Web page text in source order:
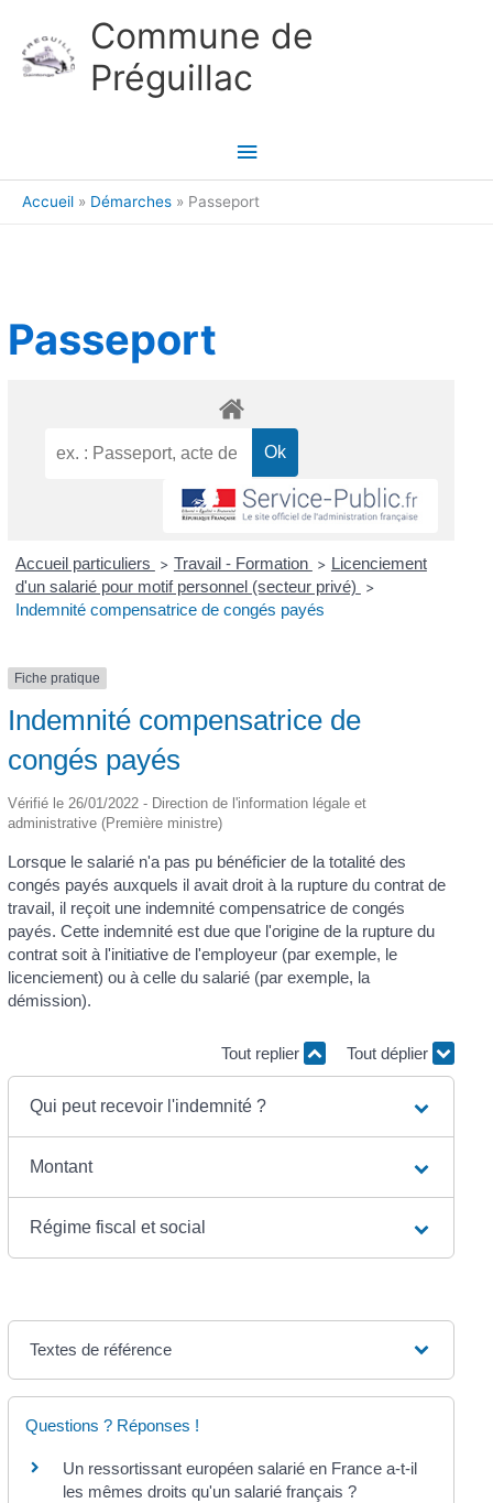
Commune de
Préguillac
Menu
principal
Accueil Démarches Passeport
Passeport
Accueil particuliers > Travail - Formation > Licenciement
d'un salarié pour motif personnel (secteur privé)
>
Indemnité compensatrice de congés payés
Fiche pratique
Indemnité compensatrice de
congés payés
Vérifié le 26/01/2022 - Direction de l'information légale et
administrative (Première ministre)
Lorsque le salarié n'a pas pu bénéficier de la totalité des
congés payés auxquels il avait droit à la rupture du contrat de
travail, il reçoit une indemnité compensatrice de congés
payés. Cette indemnité est due que l'origine de la rupture du
contrat soit à l'initiative de l'employeur (par exemple, le
licenciement) ou à celle du salarié (par exemple, la
démission).
Tout replier Tout déplier
Qui peut recevoir l'indemnité ?
Montant
Régime fiscal et social
Textes de référence
Questions ? Réponses !
Un ressortissant européen salarié en France a-t-il
les mêmes droits qu'un salarié français ?